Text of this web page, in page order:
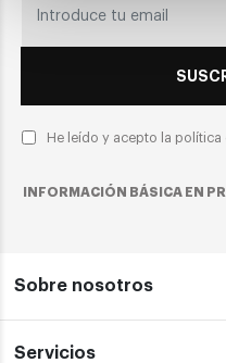
He leído y acepto la política
INFORMACIÓN BÁSICA EN
Sobre nosotros
Servicios